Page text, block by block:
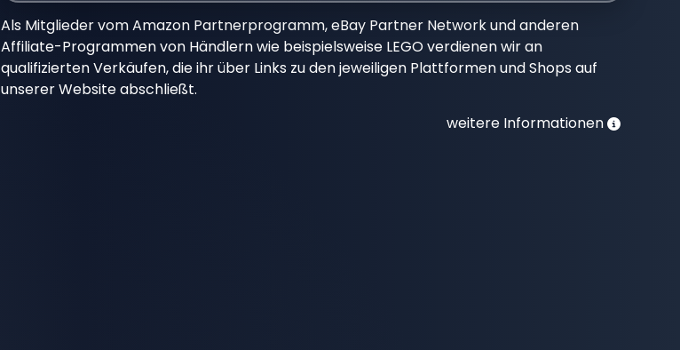
Als Mitglieder vom Amazon Partnerprogramm, eBay Partner Network und anderen
Affiliate-Programmen von Händlern wie beispielsweise LEGO verdienen wir an
qualifizierten Verkäufen, die ihr über Links zu den jeweiligen Plattformen und Shops auf
unserer Website abschließt.
weitere Informationen